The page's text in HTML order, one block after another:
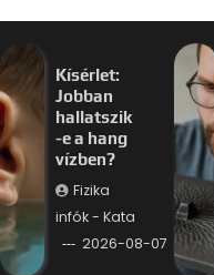
Kísérlet:
Jobban
hallatszik
-e a hang
vízben?
Fizika
infók - Kata
2026-08-07